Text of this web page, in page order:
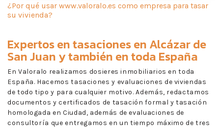
¿Por qué usar www.valoralo.es como empresa para tasar
su vivienda?
Expertos entasaciones en Alcázar de
San Juan y también en toda España
En Valoralo realizamos dosieres inmobiliarios en toda
España. Hacemos tasaciones y evaluaciones de viviendas
de todo tipo y para cualquier motivo. Además, redactamos
documentos y certificados de tasación formal y tasación
homologada en Ciudad, además de evaluaciones de
consultoría que entregamos en un tiempo máximo de tres